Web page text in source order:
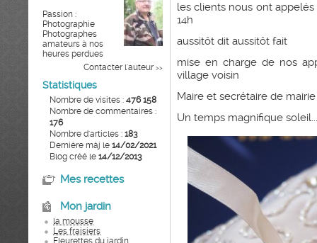
Passion :
Photographie
Photographes
amateurs à nos
heures perdues
Contacter l'auteur >>
Statistiques
Nombre de visites : 476 158
Nombre de commentaires :
176
Nombre d'articles : 183
Dernière màj le 14/02/2021
Blog créé le 14/12/2013
Mes recettes
Mon jardin
la mousse
Les fraisiers
Fleurettes du jardin
les clients nous ont
14h
aussitôt dit aussitôt fait
mise en charge de nos
village voisin
Maire et secrétaire de
Un temps magnifique